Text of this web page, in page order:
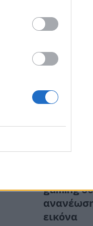
Τι
εμπειρία;
Νέα
gaming
εικόνα